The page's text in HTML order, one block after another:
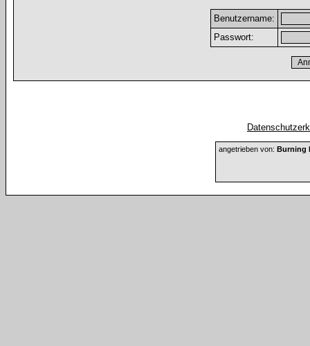
Benutzername:
Passwort:
angetrieben von: Burning